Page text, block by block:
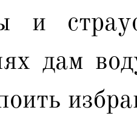
и
дам